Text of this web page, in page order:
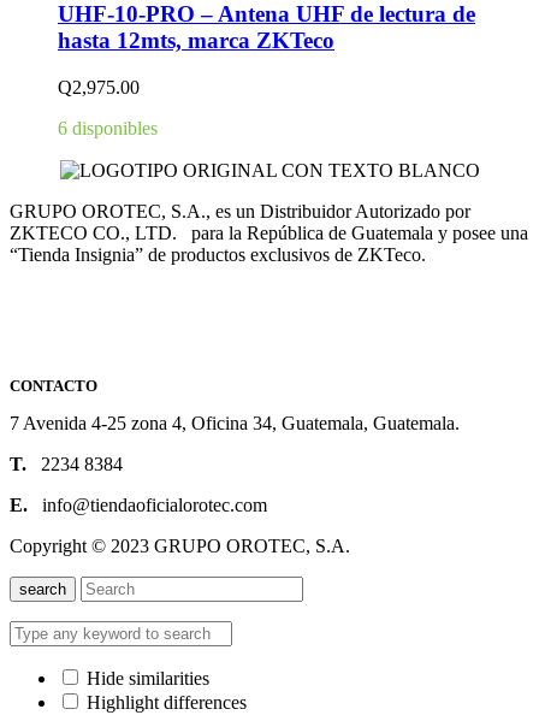
UHF-10-PRO – Antena UHF de lectura de
hasta 12mts, marca ZKTeco
Q2,975.00
6 disponibles
GRUPO OROTEC, S.A., es un Distribuidor Autorizado por
ZKTECO CO., LTD. para la República de Guatemala y posee una
“Tienda Insignia” de productos exclusivos de ZKTeco.
CONTACTO
7 Avenida 4-25 zona 4, Oficina 34, Guatemala, Guatemala.
T. 2234 8384
E. info@tiendaoficialorotec.com
Copyright © 2023 GRUPO OROTEC, S.A.
search
Hide similarities
Highlight differences